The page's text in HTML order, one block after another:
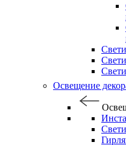
Освещение